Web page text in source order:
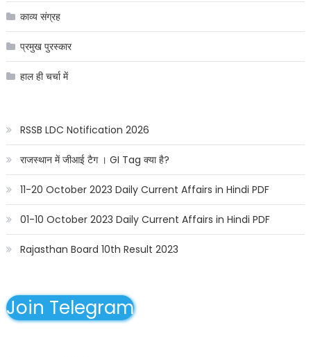
काव्य संग्रह
प्रमुख पुरस्कार
हाल ही चर्चा में
RSSB LDC Notification 2026
राजस्थान में जीआई टैग । GI Tag क्या है?
11-20 October 2023 Daily Current Affairs in Hindi PDF
01-10 October 2023 Daily Current Affairs in Hindi PDF
Rajasthan Board 10th Result 2023
Join Telegram